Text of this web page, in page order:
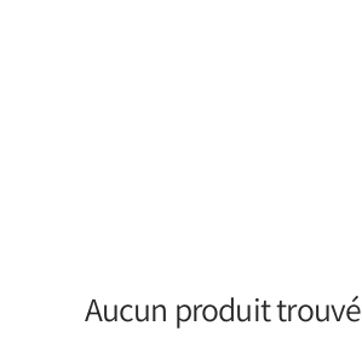
Aucun produit trouvé